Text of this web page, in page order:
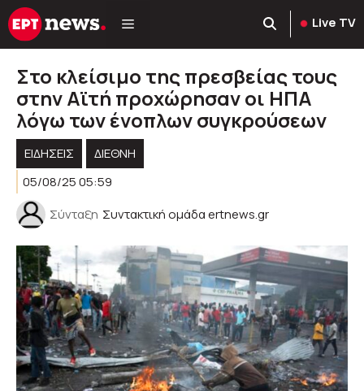
Μετάβαση
σε
Live TV
Στο κλείσιμο της πρεσβείας τους
στην Αϊτή προχώρησαν οι ΗΠΑ
λόγω των ένοπλων συγκρούσεων
ΕΙΔΗΣΕΙΣ
ΔΙΕΘΝΗ
05/08/25 05:59
Σύνταξη Συντακτική ομάδα ertnews.gr